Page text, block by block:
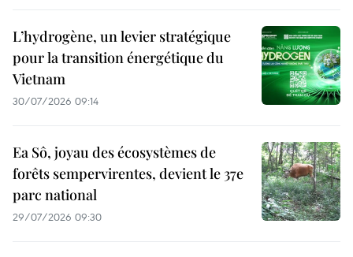
L’hydrogène, un levier stratégique
pour la transition énergétique du
Vietnam
30/07/2026 09:14
Ea Sô, joyau des écosystèmes de
forêts sempervirentes, devient le 37e
parc national
29/07/2026 09:30